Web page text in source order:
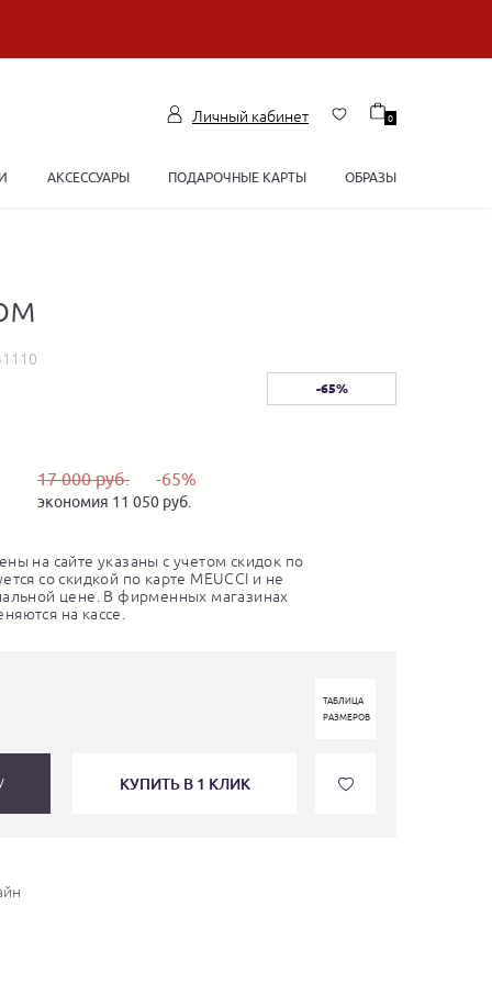
Личный кабинет 0
АКСЕССУАРЫ ПОДАРОЧНЫЕ КАРТЫ ОБРАЗЫ
-65%
17 000 руб. -65%
экономия 11 050 руб.
на сайте указаны с учетом скидок по
со скидкой по карте MEUCCI и не
цене. В фирменных магазинах
на кассе.
ТАБЛИЦА
РАЗМЕРОВ
КУПИТЬ В 1 КЛИК